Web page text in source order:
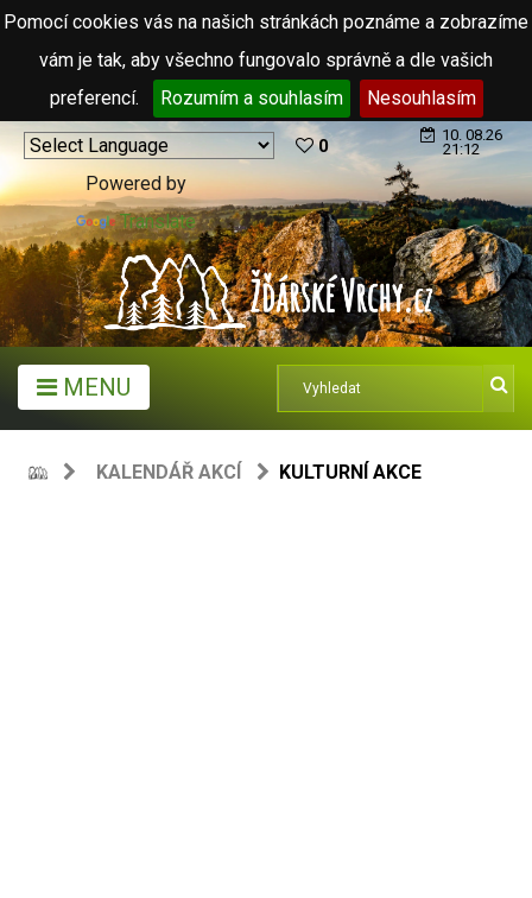
Pomocí cookies vás na našich stránkách poznáme a zobrazíme
vám je tak, aby všechno fungovalo správně a dle vašich
preferencí.
Rozumím a souhlasím Nesouhlasím
Powered by
Translate
0
10. 08.26
21:12
MENU
KALENDÁŘ AKCÍ KULTURNÍ AKCE